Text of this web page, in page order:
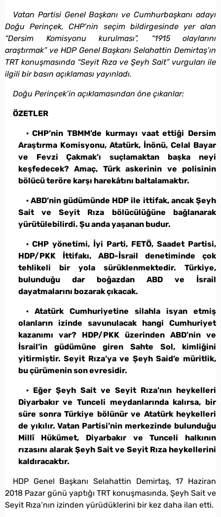
Vatan Partisi Genel Başkanı ve Cumhurbaşkanı adayı
Doğu Perinçek, CHP’nin seçim bildirgesinde yer alan
“Dersim Komisyonu kurulması”, “1915 olaylarını
araştırmak” ve HDP Genel Başkanı Selahattin Demirtaş’ın
TRT konuşmasında “Seyit Rıza ve Şeyh Sait” vurguları ile
ilgili bir basın açıklaması yayınladı.
Doğu Perinçek’in açıklamasından öne çıkanlar:
ÖZETLER
· CHP’nin TBMM’de kurmayı vaat ettiği Dersim
Araştırma Komisyonu, Atatürk, İnönü, Celal Bayar
ve Fevzi Çakmak’ı suçlamaktan başka neyi
keşfedecek? Amaç, Türk askerinin ve polisinin
bölücü teröre karşı harekâtını baltalamaktır.
· ABD’nin güdümünde HDP ile ittifak, ancak Şeyh
Sait ve Seyit Rıza bölücülüğüne bağlanarak
yürütülebilirdi. Şu anda yaşanan budur.
· CHP yönetimi, İyi Parti, FETÖ, Saadet Partisi,
HDP/PKK İttifakı, ABD-İsrail denetiminde çok
tehlikeli bir yola sürüklenmektedir. Türkiye,
bulunduğu dar boğazdan ABD ve İsrail
dayatmalarını bozarak çıkacak.
· Atatürk Cumhuriyetine silahla isyan etmiş
olanların izinde savunulacak hangi Cumhuriyet
kazanımı var? HDP/PKK üzerinden ABD’nin ve
İsrail’in güdümüne giren Sahte Sol, kimliğini
yitirmiştir. Seyit Rıza’ya ve Şeyh Said’e müritlik,
bu çürümenin son evresidir.
· Eğer Şeyh Sait ve Seyit Rıza’nın heykelleri
Diyarbakır ve Tunceli meydanlarında kalırsa, bir
süre sonra Türkiye bölünür ve Atatürk heykelleri
de yıkılır. Vatan Partisi’nin merkezinde bulunduğu
Millî Hükümet, Diyarbakır ve Tunceli halkının
rızasını alarak Şeyh Sait ve Seyit Rıza heykellerini
kaldıracaktır.
HDP Genel Başkanı Selahattin Demirtaş, 17 Haziran
2018 Pazar günü yaptığı TRT konuşmasında, Şeyh Sait ve
Seyit Rıza’nın izinden yürüdüklerini bir kez daha ilan etti.